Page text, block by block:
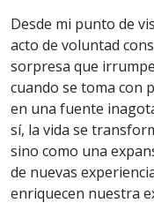
Desde mi punto de
acto de voluntad
sorpresa que
cuando se toma con
en una fuente
sí, la vida se
sino como una
de nuevas
enriquecen nuestra